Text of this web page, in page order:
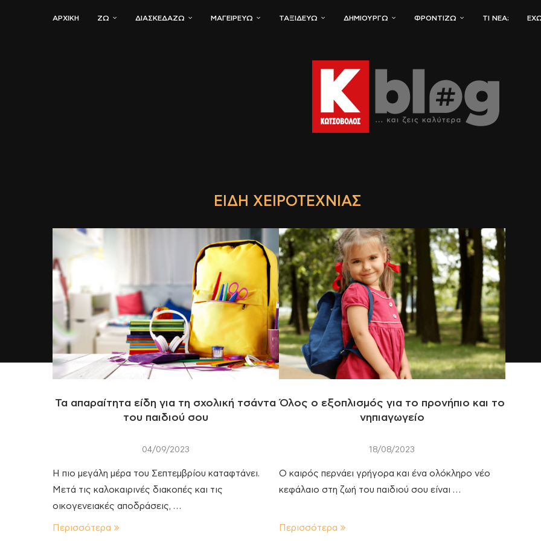
ΑΡΧΙΚΗ ΖΏ ΔΙΑΣΚΕΔΆΖΩ ΜΑΓΕΙΡΕΎΩ ΤΑΞΙΔΕΎΩ ΔΗΜΙΟΥΡΓΏ ΦΡΟΝΤΊΖΩ ΤΙ ΝΈΑ;
ΕΊΔΗ ΧΕΙΡΟΤΕΧΝΊΑΣ
Τα απαραίτητα είδη για τη σχολική τσάντα
του παιδιού σου
04/09/2023
Η πιο μεγάλη μέρα του Σεπτεμβρίου καταφτάνει.
Μετά τις καλοκαιρινές διακοπές και τις
οικογενειακές αποδράσεις, …
Περισσότερα
Όλος ο εξοπλισμός για το προνήπιο και το
νηπιαγωγείο
18/08/2023
Ο καιρός περνάει γρήγορα και ένα ολόκληρο νέο
κεφάλαιο στη ζωή του παιδιού σου είναι …
Περισσότερα